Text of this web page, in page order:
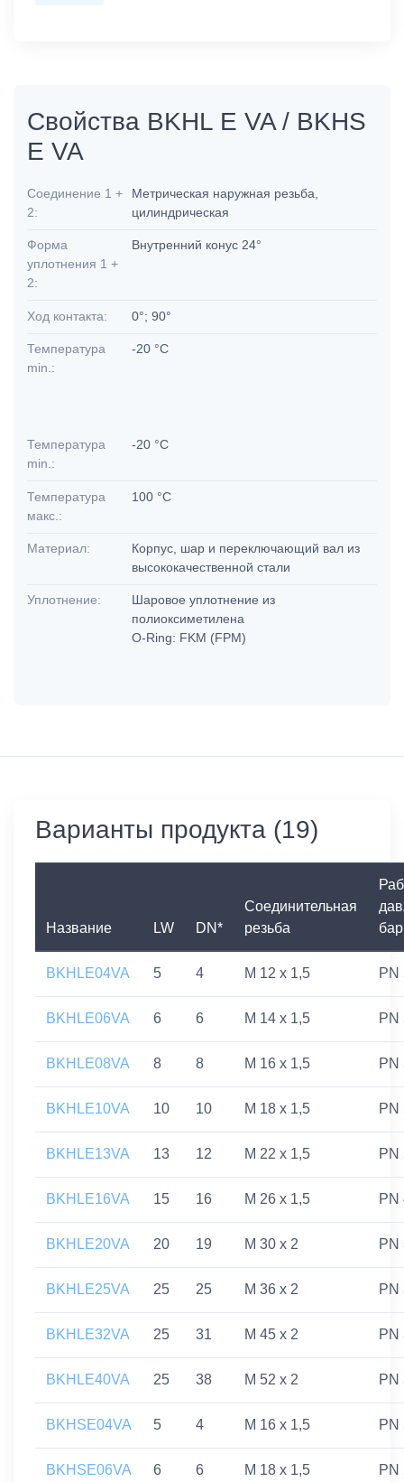
Свойства BKHL E VA / BKHS
E VA
Соединение 1 +
2:
Метрическая наружная резьба,
цилиндрическая
Форма
уплотнения 1 +
2:
Внутренний конус 24°
Ход контакта: 0°; 90°
Температура
min.:
-20 °C
Температура
min.:
-20 °C
Температура
макс.:
100 °C
Материал:
Корпус, шар и переключающий вал из
высококачественной стали
Уплотнение:
Шаровое уплотнение из
полиоксиметилена
O-Ring: FKM (FPM)
Варианты продукта (19)
Название LW DN*
Соединительная
резьба
бар
BKHLE04VA 5 4 M 12 x 1,5 PN
BKHLE06VA 6 6 M 14 x 1,5 PN
BKHLE08VA 8 8 M 16 x 1,5 PN
BKHLE10VA 10 10 M 18 x 1,5 PN
BKHLE13VA 13 12 M 22 x 1,5 PN
BKHLE16VA 15 16 M 26 x 1,5 PN
BKHLE20VA 20 19 M 30 x 2 PN
BKHLE25VA 25 25 M 36 x 2 PN
BKHLE32VA 25 31 M 45 x 2 PN
BKHLE40VA 25 38 M 52 x 2 PN
BKHSE04VA 5 4 M 16 x 1,5 PN
BKHSE06VA 6 6 M 18 x 1,5 PN